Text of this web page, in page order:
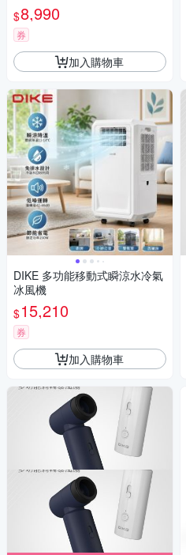
$8,990
券
加入購物車
DIKE 多功能移動式瞬涼水冷氣
冰風機
$15,210
券
加入購物車